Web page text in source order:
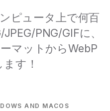
ピュータ上で何百
PNG/GIFに、
マットからWebP
す！
AND MACOS